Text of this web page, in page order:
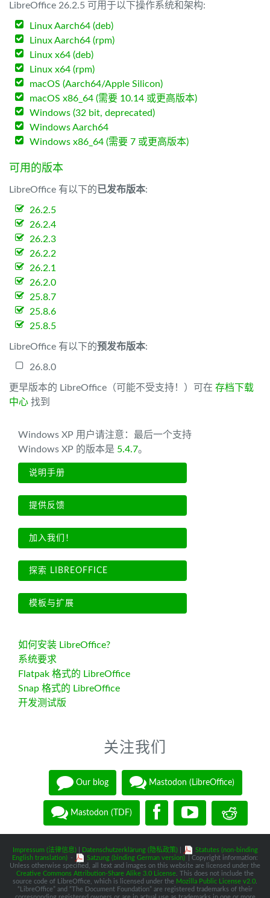
LibreOffice 26.2.5 可用于以下操作系统和架构:
Linux Aarch64 (deb)
Linux Aarch64 (rpm)
Linux x64 (deb)
Linux x64 (rpm)
macOS (Aarch64/Apple Silicon)
macOS x86_64 (需要 10.14 或更高版本)
Windows (32 bit, deprecated)
Windows Aarch64
Windows x86_64 (需要 7 或更高版本)
可用的版本
LibreOffice 有以下的已发布版本:
26.2.5
26.2.4
26.2.3
26.2.2
26.2.1
26.2.0
25.8.7
25.8.6
25.8.5
LibreOffice 有以下的预发布版本:
26.8.0
更早版本的 LibreOffice（可能不受支持！）可在 存档下载
中心 找到
Windows XP 用户请注意：最后一个支持
Windows XP 的版本是 5.4.7。
说明手册
提供反馈
加入我们！
探索 LIBREOFFICE
模板与扩展
如何安装 LibreOffice?
系统要求
Flatpak 格式的 LibreOffice
Snap 格式的 LibreOffice
开发测试版
关注我们
Our blog Mastodon (LibreOffice)
Mastodon (TDF)
Impressum (法律信息)| Datenschutzerklärung (隐私政策)|
Statutes (non-binding
English translation) - Satzung (binding German version)
| Copyright information:
Unless otherwise specified, all text and images on this website are licensed under the
Creative Commons Attribution-Share Alike 3.0 License . This does not include the
source code of LibreOffice, which is licensed under the Mozilla Public License v2.0
“LibreOffice” and “The Document Foundation” are registered trademarks of their